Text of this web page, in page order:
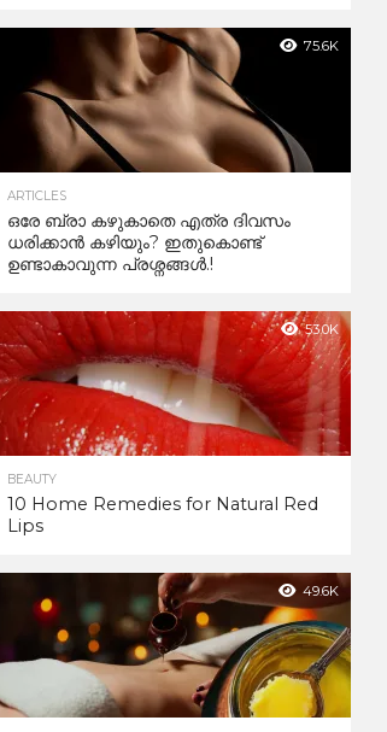
75.6K
ARTICLES
ഒരേ ബ്രാ കഴുകാതെ എത്ര ദിവസം
ധരിക്കാൻ കഴിയും? ഇതുകൊണ്ട്
ഉണ്ടാകാവുന്ന പ്രശ്നങ്ങൾ.!
53.0K
BEAUTY
10 Home Remedies for Natural Red
Lips
49.6K